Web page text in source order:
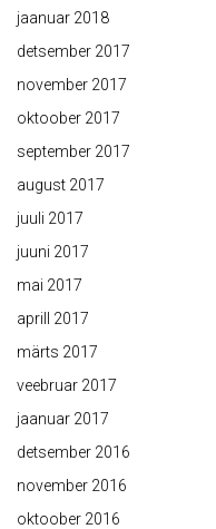
jaanuar 2018
detsember 2017
november 2017
oktoober 2017
september 2017
august 2017
juuli 2017
juuni 2017
mai 2017
aprill 2017
märts 2017
veebruar 2017
jaanuar 2017
detsember 2016
november 2016
oktoober 2016